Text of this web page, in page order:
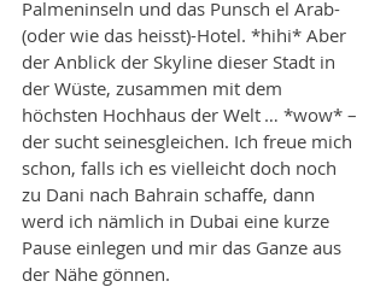
Palmeninseln und das Punsch el Arab-
(oder wie das heisst)-Hotel. *hihi* Aber
der Anblick der Skyline dieser Stadt in
der Wüste, zusammen mit dem
höchsten Hochhaus der Welt … *wow* –
der sucht seinesgleichen. Ich freue mich
schon, falls ich es vielleicht doch noch
zu Dani nach Bahrain schaffe, dann
werd ich nämlich in Dubai eine kurze
Pause einlegen und mir das Ganze aus
der Nähe gönnen.